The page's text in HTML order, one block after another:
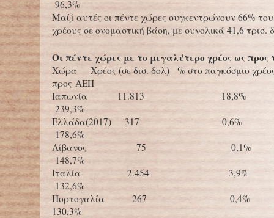
96,3%
Μαζί αυτές οι πέντε χώρες συγκεντρώνουν 66%
χρέους σε ονομαστική βάση, με συνολικά 41,6 τρισ.
Οι πέντε χώρες με το μεγαλύτερο χρέος ως
Χώρα Χρέος (σε δισ. δολ) % στο παγκόσμιο
προς ΑΕΠ
Ιαπωνία 11.813
239,3%
Ελλάδα(2017) 317
178,6%
Λίβανος 75
148,7%
Ιταλία 2.454
132,6%
Πορτογαλία 267
130,3%